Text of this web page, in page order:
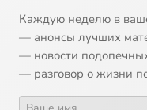
Каждую неделю в
— анонсы лучших
— новости
— разговор о жизни